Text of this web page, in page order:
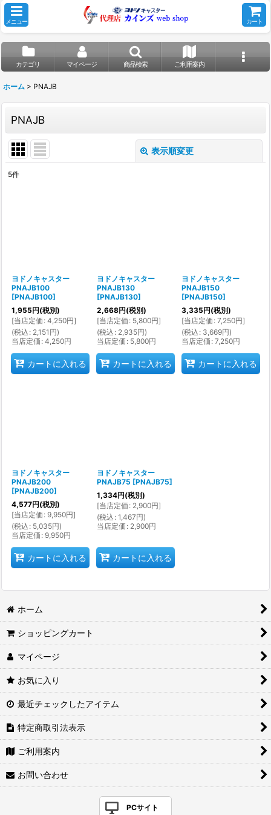
メニュー カート
カテゴリ マイページ 商品検索 ご利用案内
ホーム > PNAJB
PNAJB
表示順変更
5件
ヨドノキャスター
PNAJB100
[PNAJB100]
1,955円(税別)
[当店定価 : 4,250円]
(税込 : 2,151 円)
当店定価 : 4,250円
カートに入れる
ヨドノキャスター
PNAJB130
[PNAJB130]
2,668円(税別)
[当店定価 : 5,800円]
(税込 : 2,935円)
当店定価 : 5,800円
カートに入れる
ヨドノキャスター
PNAJB150
[PNAJB150]
3,335円(税別)
[当店定価 : 7,250円]
(税込 : 3,669円)
当店定価 : 7,250円
カートに入れる
ヨドノキャスター
PNAJB200
[PNAJB200]
4,577円(税別)
[当店定価 : 9,950円]
(税込 : 5,035円)
当店定価 : 9,950円
カートに入れる
ヨドノキャスター
PNAJB75 [PNAJB75]
1,334円(税別)
[当店定価 : 2,900円]
(税込 : 1,467円)
当店定価 : 2,900円
カートに入れる
ホーム
ショッピングカート
マイページ
お気に入り
最近チェックしたアイテム
特定商取引法表示
ご利用案内
お問い合わせ
PCサイト